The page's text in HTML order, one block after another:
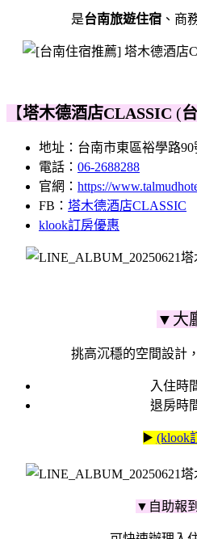
是台南旅遊住宿 、商
【塔木德酒店CLASSIC (
地址：台南市東區裕學路
電話： 06-2688288
官網： https://
FB： 塔木德酒店CLASSIC
klook訂房優惠
▼大
挑高沉穩的空間設計
入住時
退房時
▶️ (klook
▼自助報